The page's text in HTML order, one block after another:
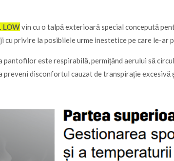
LOWvin cu o talpă exterioară special concepută
cu privire la posibilele urme inestetice pe care le-ar
pantofilor este respirabilă, permițând aerului să
preveni disconfortul cauzat de transpirație excesivă